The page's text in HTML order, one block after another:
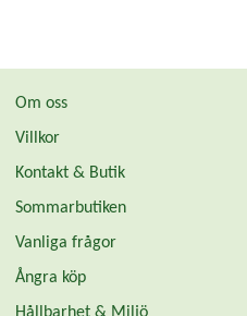
Om oss
Villkor
Kontakt & Butik
Sommarbutiken
Vanliga frågor
Ångra köp